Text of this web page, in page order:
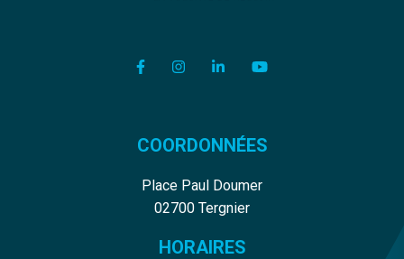
Lien vers le compte Facebook
Lien vers le compte Instagram
Lien vers le compte
Lien vers la chaîne
COORDONNÉES
Place Paul Doumer
02700 Tergnier
HORAIRES